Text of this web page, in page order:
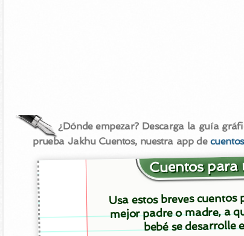
¿Dónde empezar? Descarga la guía
prueba Jakhu Cuentos, nuestra app de
Cuentos para
Usa estos breves
mejor padre o madre, a
bebé se desarrolle